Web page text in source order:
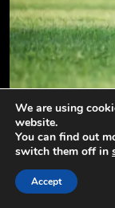
8
Osemročný
futbal a
We are using
website.
You can find out
switch them off in
Accept